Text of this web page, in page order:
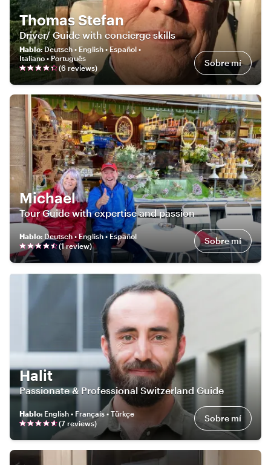
Thomas Stefan
Driver/ Guide with concierge skills
Hablo:Deutsch • English • Español •
Italiano • Português
(6 reviews) Sobre mí
Michael
Tour Guide with expertise and passion
Hablo: Deutsch • English • Español
(1review) Sobre mí
Halit
Passionate & Professional Switzerland Guide
Hablo: English • Français • Türkçe
(7 reviews) Sobre mí